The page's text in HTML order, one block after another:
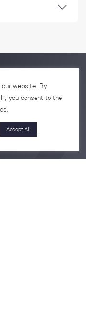
คณะ
our website. By
you consent to the
Accept All